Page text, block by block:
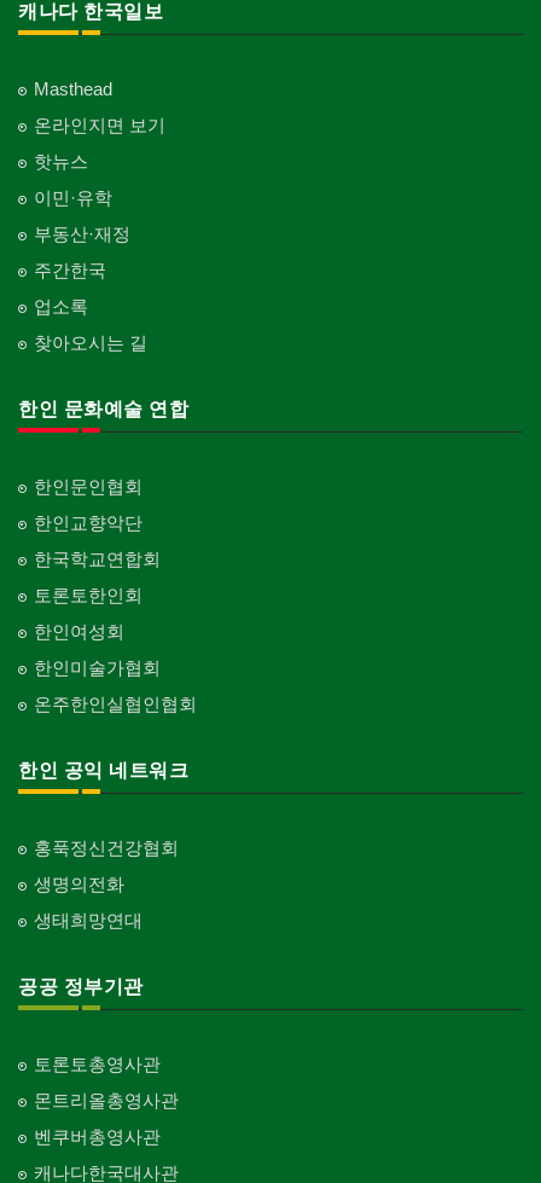
캐나다 한국일보
Masthead
온라인지면 보기
핫뉴스
이민·유학
부동산·재정
주간한국
업소록
찾아오시는 길
한인 문화예술 연합
한인문인협회
한인교향악단
한국학교연합회
토론토한인회
한인여성회
한인미술가협회
온주한인실협인협회
한인 공익 네트워크
홍푹정신건강협회
생명의전화
생태희망연대
공공 정부기관
토론토총영사관
몬트리올총영사관
벤쿠버총영사관
캐나다한국대사관